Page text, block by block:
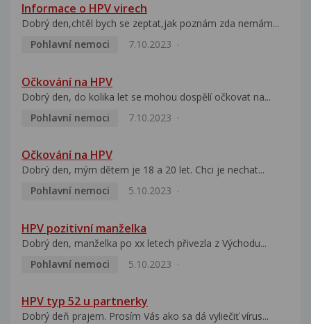
Informace o HPV virech
Dobrý den,chtěl bych se zeptat,jak poznám zda nemám...
Pohlavní nemoci
7.10.2023
Očkování na HPV
Dobrý den, do kolika let se mohou dospělí očkovat na...
Pohlavní nemoci
7.10.2023
Očkování na HPV
Dobrý den, mým dětem je 18 a 20 let. Chci je nechat...
Pohlavní nemoci
5.10.2023
HPV pozitivní manželka
Dobrý den, manželka po xx letech přivezla z Východu...
Pohlavní nemoci
5.10.2023
HPV typ 52 u partnerky
Dobrý deň prajem. Prosím Vás ako sa dá vyliečiť vírus...